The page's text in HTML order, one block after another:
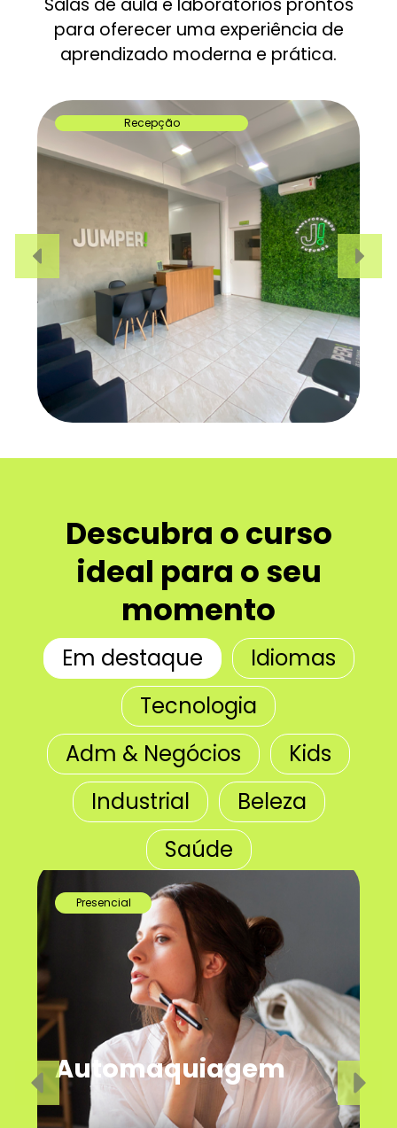
para oferecer uma experiência de
aprendizado moderna e prática.
Recepção
Descubra o curso
ideal para o seu
momento
Em destaque
Idiomas
Tecnologia
Adm & Negócios
Kids
Industrial
Beleza
Saúde
Presencial
Automaquiagem